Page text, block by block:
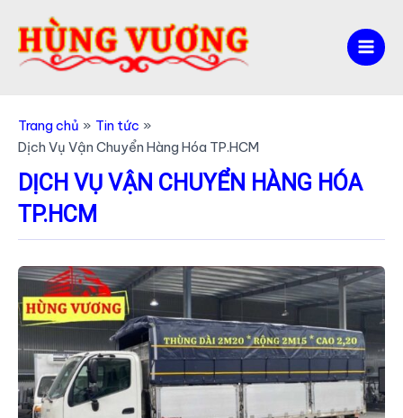
Main
Trang chủ
Tin tức
Dịch Vụ Vận Chuyển Hàng Hóa TP.HCM
DỊCH VỤ VẬN CHUYỂN HÀNG HÓA
TP.HCM